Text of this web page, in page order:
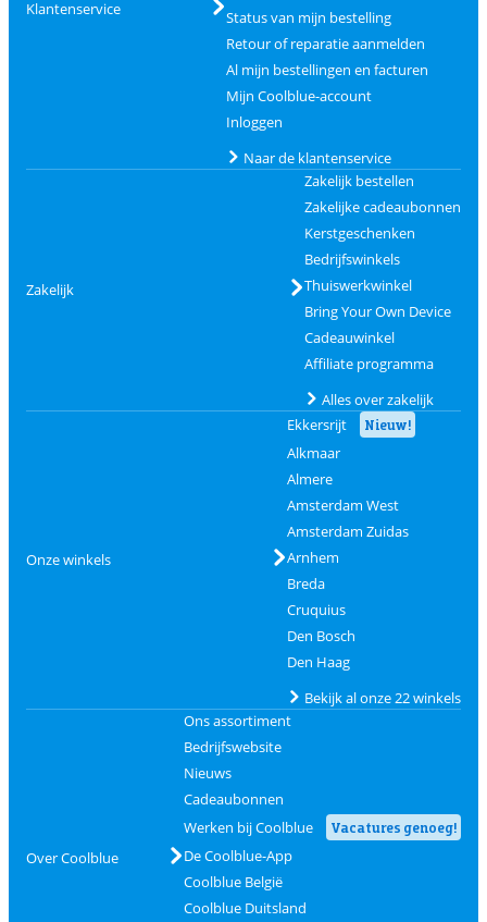
Klantenservice
Status van mijn bestelling
Retour of reparatie aanmelden
Al mijn bestellingen en facturen
Mijn Coolblue-account
Inloggen
Naar de klantenservice
Zakelijk
Zakelijk bestellen
Zakelijke cadeaubonnen
Kerstgeschenken
Bedrijfswinkels
Thuiswerkwinkel
Bring Your Own Device
Cadeauwinkel
Affiliate programma
Alles over zakelijk
Onze winkels
Ekkersrijt Nieuw!
Alkmaar
Almere
Amsterdam West
Amsterdam Zuidas
Arnhem
Breda
Cruquius
Den Bosch
Den Haag
Bekijk al onze 22 winkels
Over Coolblue
Ons assortiment
Bedrijfswebsite
Nieuws
Cadeaubonnen
Werken bij Coolblue
Vacatures genoeg!
De Coolblue-App
Coolblue België
Coolblue Duitsland